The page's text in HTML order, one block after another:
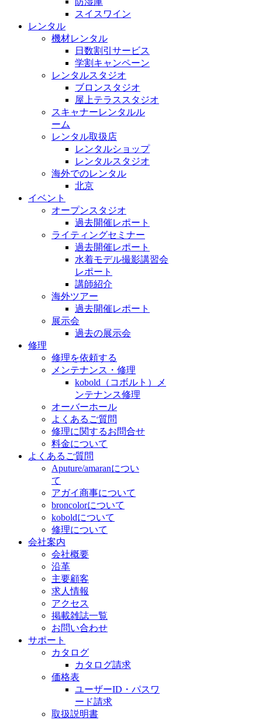
スイスワイン
レンタル
機材レンタル
日数割引サービス
学割キャンペーン
レンタルスタジオ
ブロンスタジオ
屋上テラススタジオ
スキャナーレンタルル
ーム
レンタル取扱店
レンタルショップ
レンタルスタジオ
海外でのレンタル
北京
イベント
オープンスタジオ
過去開催レポート
ライティングセミナー
過去開催レポート
水着モデル撮影講習会
レポート
講師紹介
海外ツアー
過去開催レポート
展示会
過去の展示会
修理
修理を依頼する
メンテナンス・修理
kobold（コボルト）メ
ンテナンス修理
オーバーホール
よくあるご質問
修理に関するお問合せ
料金について
よくあるご質問
Aputure/amaranについ
て
アガイ商事について
broncolorについて
koboldについて
修理について
会社案内
会社概要
沿革
主要顧客
求人情報
アクセス
掲載雑誌一覧
お問い合わせ
サポート
カタログ
カタログ請求
価格表
ユーザーID・パスワ
ード請求
取扱説明書